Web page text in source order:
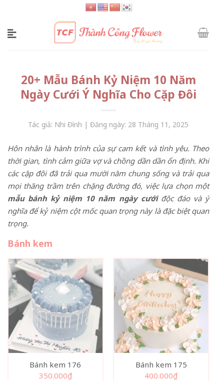
content
20+ Mẫu Bánh Kỷ Niệm 10 Năm
Ngày Cưới Ý Nghĩa Cho Cặp Đôi
Tác giả: Nhi Đình | Đăng ngày: 28 Tháng 11, 2025
Hôn nhân là hành trình của sự cam kết và tình yêu. Theo
thời gian, tình cảm giữa vợ và chồng dần dần ổn định. Khi
các cặp đôi đã trải qua mười năm chung sống và trải qua
mọi thăng trầm trên chặng đường đó, việc lựa chọn một
mẫubánh kỷ niệm 10 năm ngày cưới độc đáo và ý
nghĩa để kỷ niệm cột mốc quan trọng này là đặc biệt quan
trọng.
Bánh kem
Bánh kem 176
350.000₫
Bánh kem 175
400.000₫